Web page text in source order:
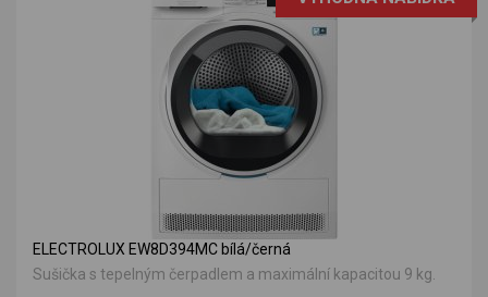
ELECTROLUX EW8D394MC bílá/černá
Sušička s tepelným čerpadlem a maximální kapacitou 9 kg.